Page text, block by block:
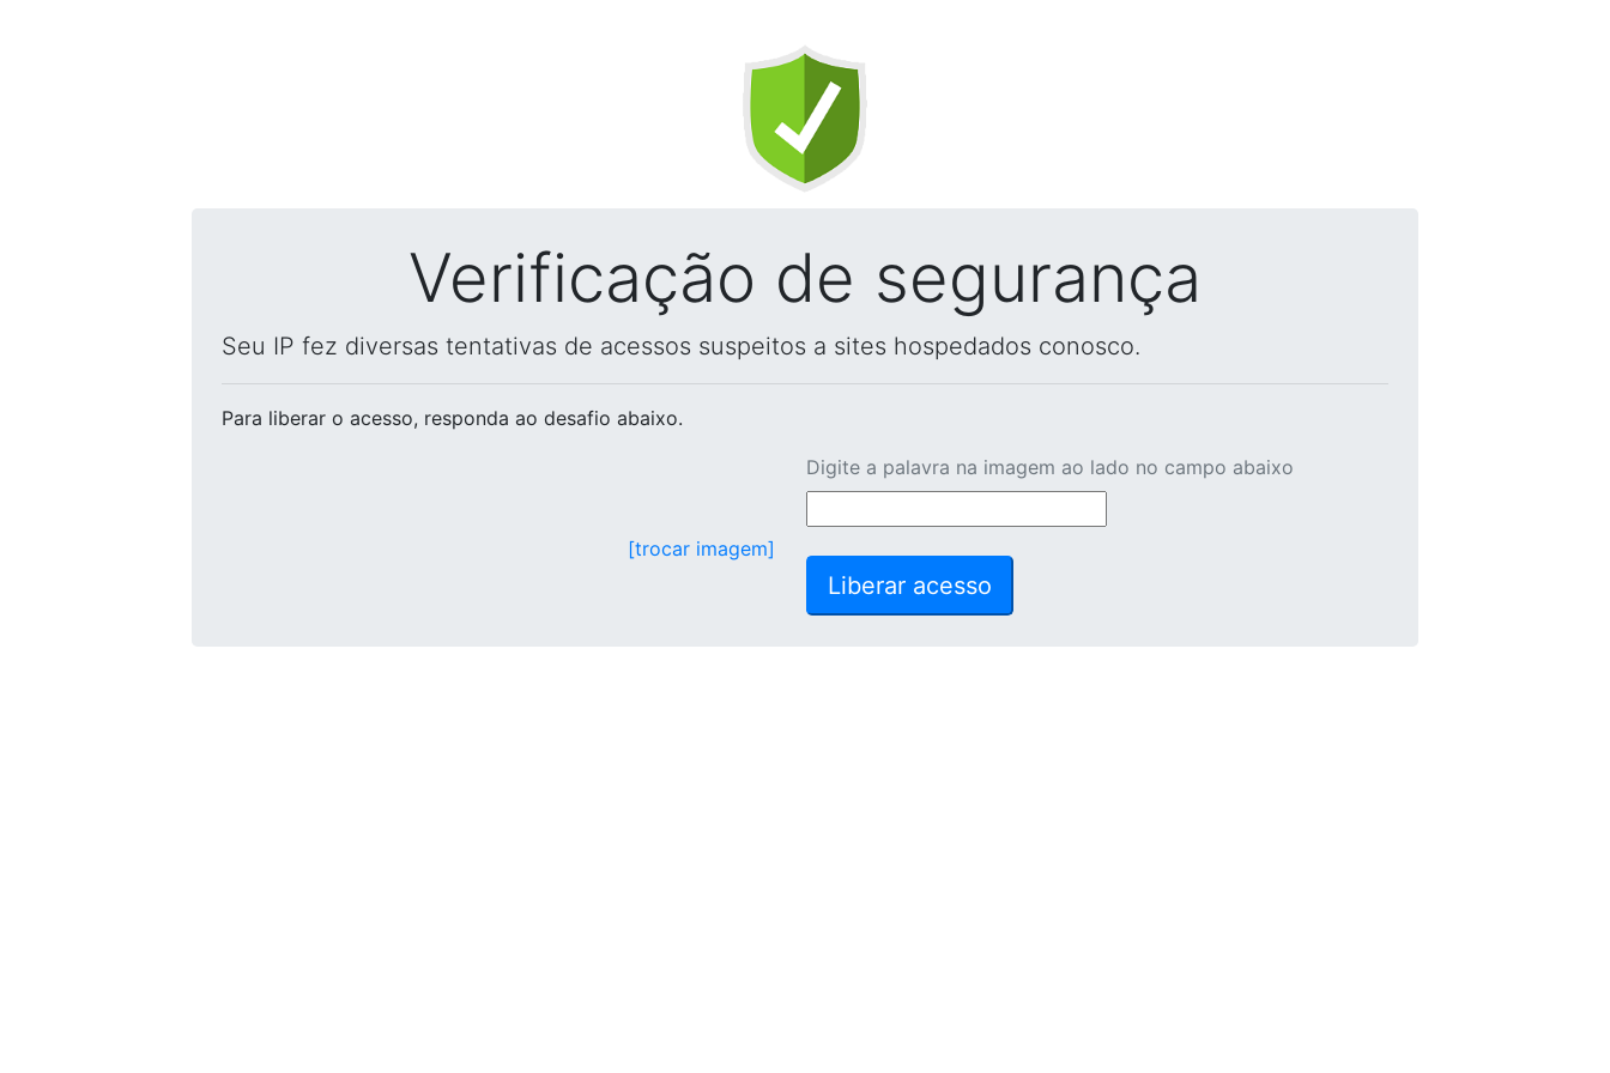
Verificação de segurança
Seu IP fez diversas tentativas de acessos suspeitos a sites hospedados conosco.
Para liberar o acesso, responda ao desafio abaixo.
[trocar imagem]
Digite a palavra na imagem ao lado no campo abaixo